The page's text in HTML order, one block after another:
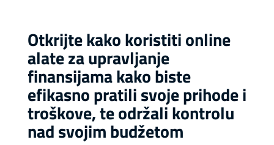
Otkrijte kako koristiti online
alate za upravljanje
finansijama kako biste
efikasno pratili svoje prihode i
troškove, te održali kontrolu
nad svojim budžetom